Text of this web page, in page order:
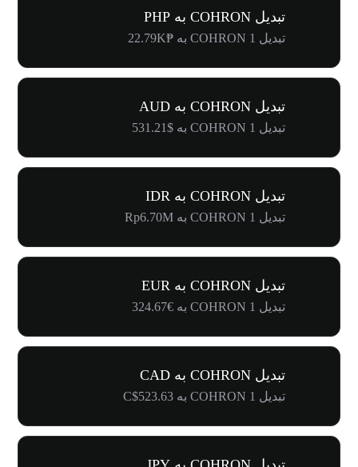
تبدیل COHRON به PHP
تبدیل 1 COHRON به ₱22.79K
تبدیل COHRON به AUD
تبدیل 1 COHRON به $531.21
تبدیل COHRON به IDR
تبدیل 1 COHRON به Rp6.70M
تبدیل COHRON به EUR
تبدیل 1 COHRON به €324.67
تبدیل COHRON به CAD
تبدیل 1 COHRON به C$523.63